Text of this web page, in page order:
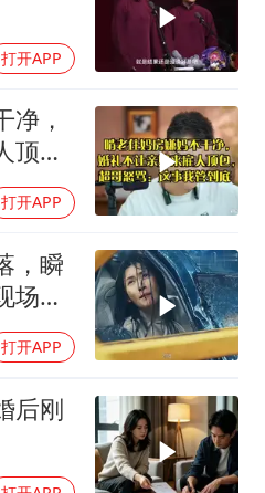
开新局 实干挑大梁
打开APP
净，
顶
打开APP
，瞬
场状
打开APP
后刚